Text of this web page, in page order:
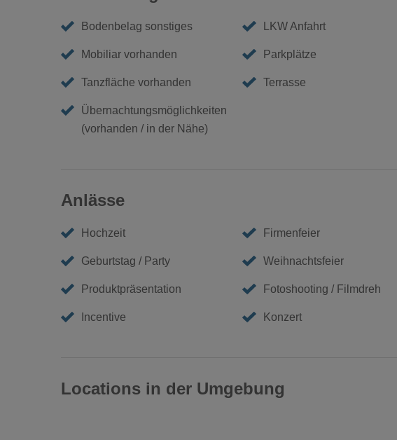
Bodenbelag sonstiges LKW Anfahrt
Mobiliar vorhanden Parkplätze
Tanzfläche vorhanden Terrasse
Übernachtungsmöglichkeiten
(vorhanden / in der Nähe)
Anlässe
Hochzeit Firmenfeier
Geburtstag / Party Weihnachtsfeier
Produktpräsentation Fotoshooting / Filmdreh
Incentive Konzert
Locations in der Umgebung